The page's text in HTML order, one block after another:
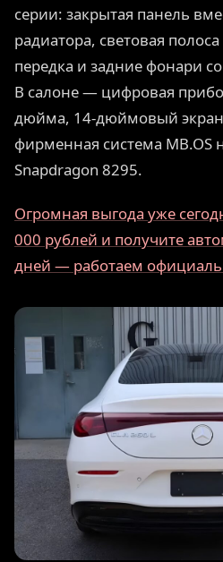
серии: закрытая панель
радиатора, световая
передка и задние фонари
В салоне — цифровая
дюйма, 14-дюймовый
фирменная система MB.OS
Snapdragon 8295.
Огромная выгода уже
000 рублей и получите
дней — работаем